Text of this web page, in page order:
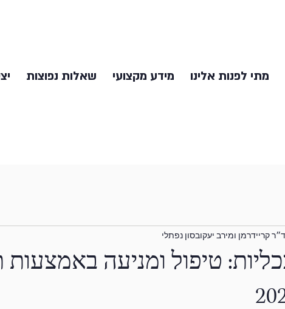
מתי לפנות אלינו מידע מקצועי שאלות נפוצות
טיפול ומניעה באמצעות
קריידרמן ומירב יעקובסון נפתלי